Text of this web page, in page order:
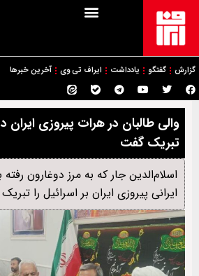
گزارش گفتگو یادداشت ایراف تی وی آخرین خبرها
والی طالبان در هرات پیروزی ایران در
تبریک گفت
اسلام‌الدین جار که به مرز دوغارون
ایرانی پیروزی ایران بر اسرائیل را